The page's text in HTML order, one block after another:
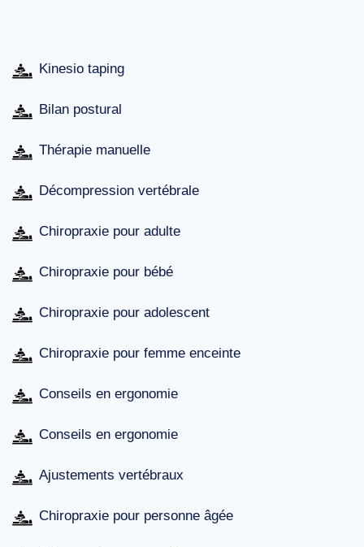
Kinesio taping
Bilan postural
Thérapie manuelle
Décompression vertébrale
Chiropraxie pour adulte
Chiropraxie pour bébé
Chiropraxie pour adolescent
Chiropraxie pour femme enceinte
Conseils en ergonomie
Conseils en ergonomie
Ajustements vertébraux
Chiropraxie pour personne âgée